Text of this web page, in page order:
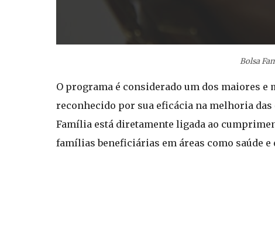
Bolsa
O programa é considerado um dos maiores
reconhecido por sua eficácia na melhoria
Família está diretamente ligada ao
famílias beneficiárias em áreas como saúde e